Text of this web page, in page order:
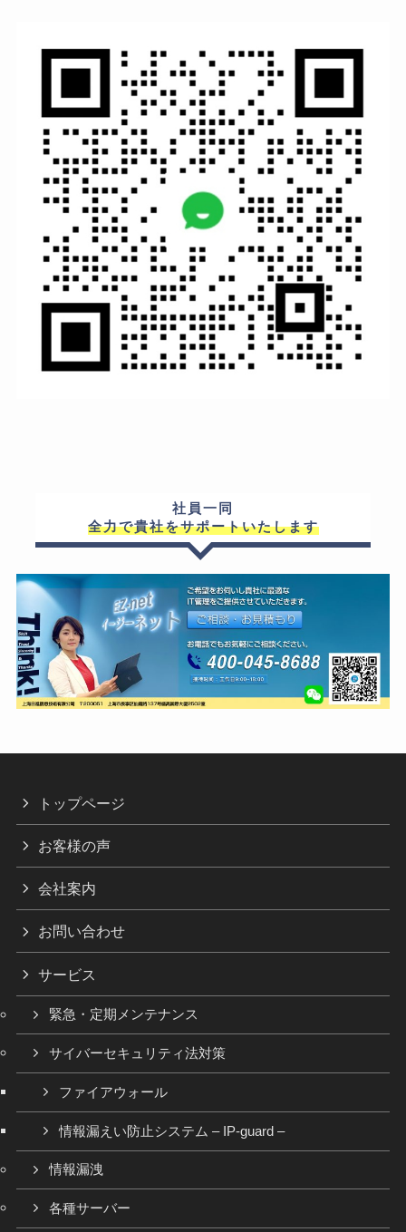
社員一同
全力で貴社をサポートいたします
トップページ
お客様の声
会社案内
お問い合わせ
サービス
緊急・定期メンテナンス
サイバーセキュリティ法対策
ファイアウォール
情報漏えい防止システム – IP-guard –
情報漏洩
各種サーバー